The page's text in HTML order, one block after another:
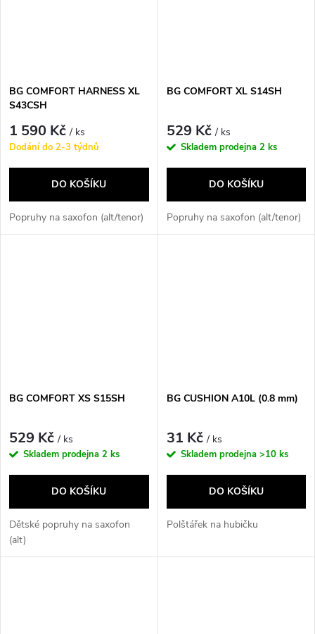
BG COMFORT HARNESS XL
S43CSH
1 590 Kč/ ks
Dodání do 2-3 týdnů
DO KOŠÍKU
Popruhy na saxofon (alt/tenor)
BG COMFORT XL S14SH
529 Kč/ ks
Skladem prodejna 2 ks
DO KOŠÍKU
Popruhy na saxofon (alt/tenor)
BG COMFORT XS S15SH
529 Kč/ ks
Skladem prodejna 2 ks
DO KOŠÍKU
Dětské popruhy na saxofon
(alt)
BG CUSHION A10L (0.8 mm)
31 Kč/ ks
Skladem prodejna >10 ks
DO KOŠÍKU
Polštářek na hubičku